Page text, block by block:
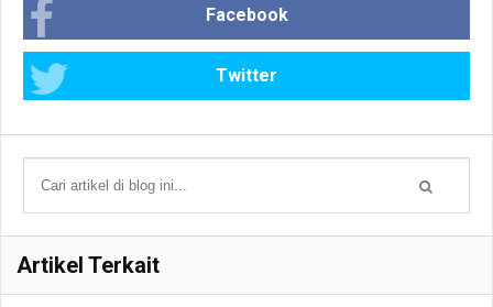
Facebook
Twitter
Artikel Terkait